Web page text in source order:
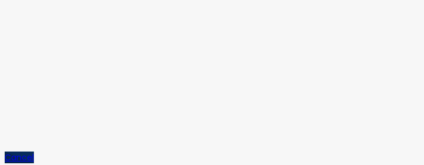
Cancel